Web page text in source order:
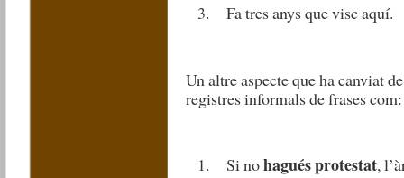
Fa tres anys que visc aquí.
Un altre aspecte que ha canviat
registres informals de frases com:
Si nohagués protestat,